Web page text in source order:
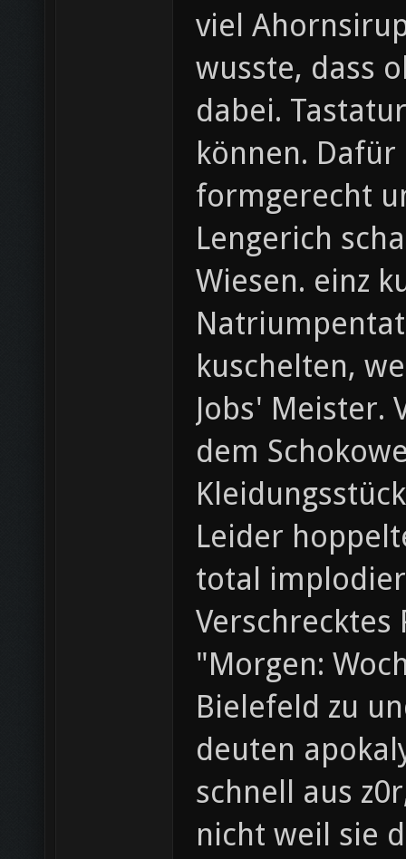
viel
wusste, dass
dabei.
können.
formgerecht
Lengerich
Wiesen. einz
kuschelten,
Jobs' Meister.
dem
Leider
total
"Morgen:
Bielefeld zu
deuten
schnell aus
nicht weil sie